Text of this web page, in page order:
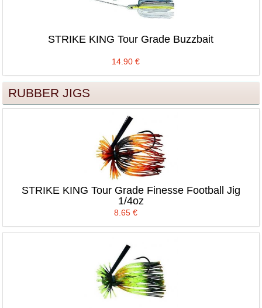
STRIKE KING Tour Grade Buzzbait
14.90 €
RUBBER JIGS
STRIKE KING Tour Grade Finesse Football Jig
1/4oz
8.65 €